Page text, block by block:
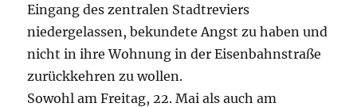
Eingang des zentralen Stadtreviers
niedergelassen, bekundete Angst zu haben und
nicht in ihre Wohnung in der Eisenbahnstraße
zurückkehren zu wollen.
Sowohl am Freitag, 22. Mai als auch am